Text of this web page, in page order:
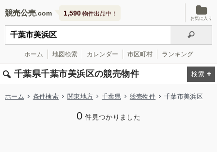
競売公売 1,590 物件出品中！
お気に入り
ホーム 地図検索 カレンダー 市区町村 ランキング
千葉県千葉市美浜区の競売物件
ホーム 条件検索 関東地方 千葉県 競売物件 千葉市美浜区
0 件見つかりました